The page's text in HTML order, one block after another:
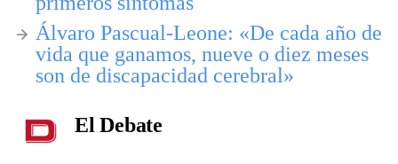
Álvaro Pascual-Leone: «De cada año de
vida que ganamos, nueve o diez meses
son de discapacidad cerebral»
El Debate